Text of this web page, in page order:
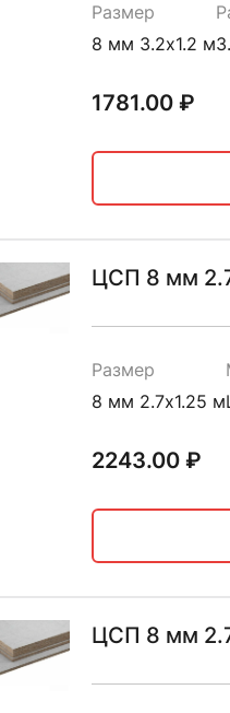
Размер
8 мм 3.2х1.2 м
1781.00₽
ЦСП 8 мм
Размер
8 мм 2.7х1.25 м
2243.00₽
ЦСП 8 мм